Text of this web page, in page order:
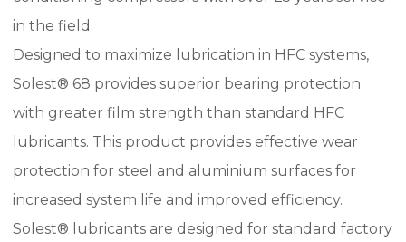
in the field.
Designed to maximize lubrication in HFC systems,
Solest® 68 provides superior bearing protection
with greater film strength than standard HFC
lubricants. This product provides effective wear
protection for steel and aluminium surfaces for
increased system life and improved efficiency.
Solest® lubricants are designed for standard factory